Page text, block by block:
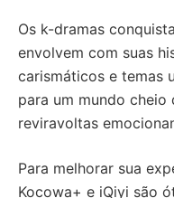
Os k-dramas
envolvem com suas
carismáticos e temas
para um mundo cheio
reviravoltas
Para melhorar sua
Kocowa+ e iQiyi são